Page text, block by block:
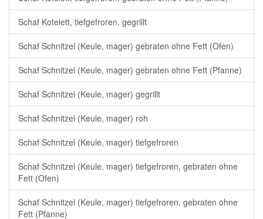
Schaf Kotelett, tiefgefroren, gegrillt
Schaf Schnitzel (Keule, mager) gebraten ohne Fett (Ofen)
Schaf Schnitzel (Keule, mager) gebraten ohne Fett (Pfanne)
Schaf Schnitzel (Keule, mager) gegrillt
Schaf Schnitzel (Keule, mager) roh
Schaf Schnitzel (Keule, mager) tiefgefroren
Schaf Schnitzel (Keule, mager) tiefgefroren, gebraten ohne
Fett (Ofen)
Schaf Schnitzel (Keule, mager) tiefgefroren, gebraten ohne
Fett (Pfanne)